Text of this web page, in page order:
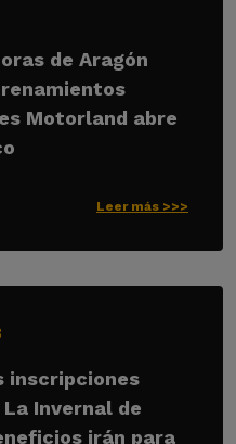
de Aragón
Motorland abre
Leer más >>>
inscripciones
Invernal de
irán para